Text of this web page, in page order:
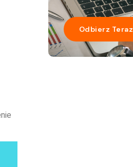
Odbierz Teraz